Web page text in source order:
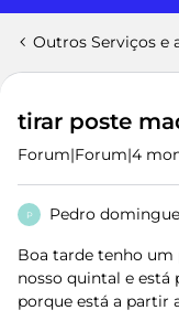
Outros Serviços e
tirar poste
Forum|Forum|4
P Pedro
Boa tarde tenho um
nosso quintal e
porque está a partir